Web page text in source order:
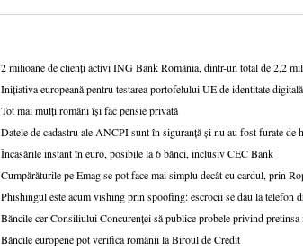
2 milioane de clienți activi ING Bank România, dintr-un total de 2,2
Inițiativa europeană pentru testarea portofelului UE de identitate
Tot mai mulți români își fac pensie privată
Datele de cadastru ale ANCPI sunt în siguranță și nu au fost furate de
Încasările instant în euro, posibile la 6 bănci, inclusiv CEC Bank
Cumpărăturile pe Emag se pot face mai simplu decât cu cardul, prin
Phishingul este acum vishing prin spoofing: escrocii se dau la
Băncile cer Consiliului Concurenței să publice probele privind pretinsa
Băncile europene pot verifica românii la Biroul de Credit